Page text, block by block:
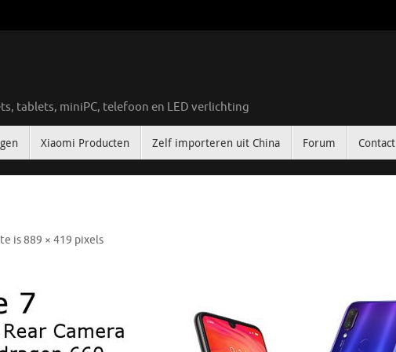
tablets, miniPC, telefoon en LED verlichting
Xiaomi Producten Zelf importeren uit China Forum Contact
is889 × 419 pixels